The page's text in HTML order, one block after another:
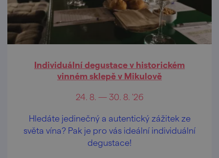
Individuální degustace v historickém
vinném sklepě v Mikulově
24. 8. — 30. 8. '26
Hledáte jedinečný a autentický zážitek ze
světa vína? Pak je pro vás ideální individuální
degustace!